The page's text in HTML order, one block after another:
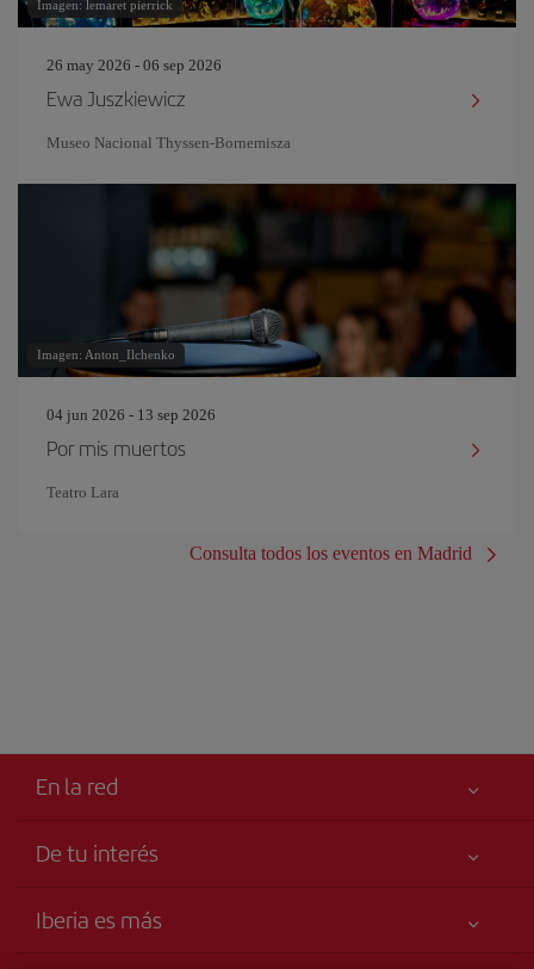
Imagen: lemaret pierrick
26 may 2026 - 06 sep 2026
Ewa Juszkiewicz
Museo Nacional Thyssen-Bornemisza
Imagen: Anton_Ilchenko
04 jun 2026 - 13 sep 2026
Por mis muertos
Teatro Lara
Consulta todos los eventos en Madrid
En la red
De tu interés
Accesibilidad
Iberia es más